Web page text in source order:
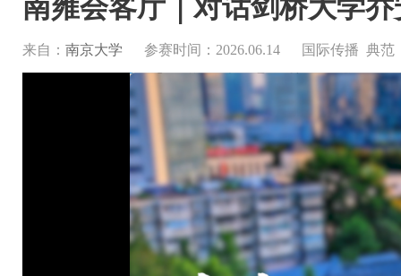
南雍会客厅｜对话剑桥大学乔
来自： 南京大学 参赛时间：2026.06.14 国际传播 典范